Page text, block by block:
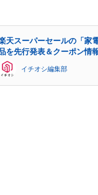
天スーパーセールの「家
を先行発表＆クーポン情
イチオシ編集部